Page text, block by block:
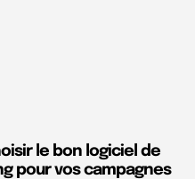
le bon logiciel de
pour vos campagnes